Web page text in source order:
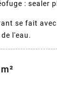
: sealer
se fait
l'eau.